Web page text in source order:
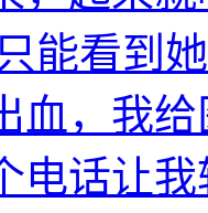
能看到
血，我
电话让